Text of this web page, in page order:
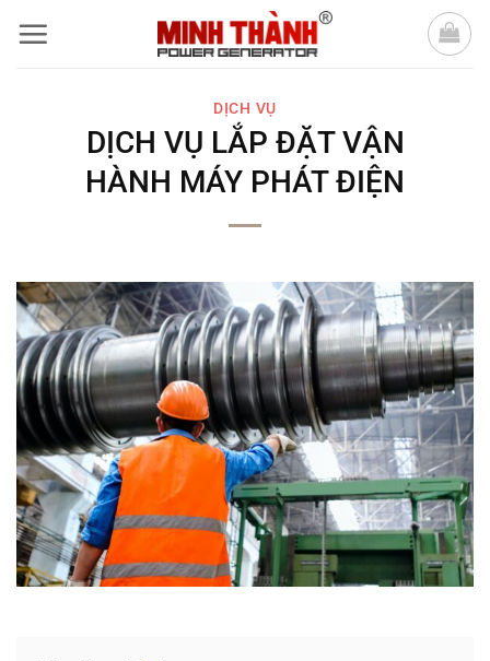
qua
DỊCH VỤ
DỊCH VỤ LẮP ĐẶT VẬN
HÀNH MÁY PHÁT ĐIỆN